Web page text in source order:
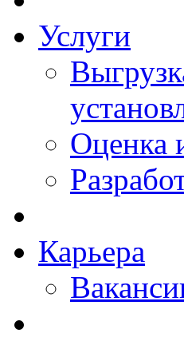
Услуги
Оценка
Карьера